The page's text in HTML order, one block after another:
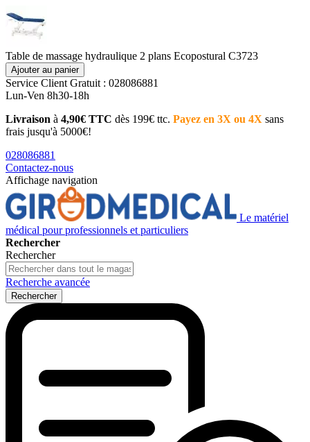
Table de massage hydraulique 2 plans Ecopostural C3723
Ajouter au panier
Service Client Gratuit : 028086881
Lun-Ven 8h30-18h
Livraison à 4,90€ TTC dès 199€ ttc. Payez en 3X ou 4X sans
frais jusqu'à 5000€!
028086881
Contactez-nous
Affichage navigation
Le matériel
médical pour professionnels et particuliers
Rechercher
Rechercher
Recherche avancée
Rechercher